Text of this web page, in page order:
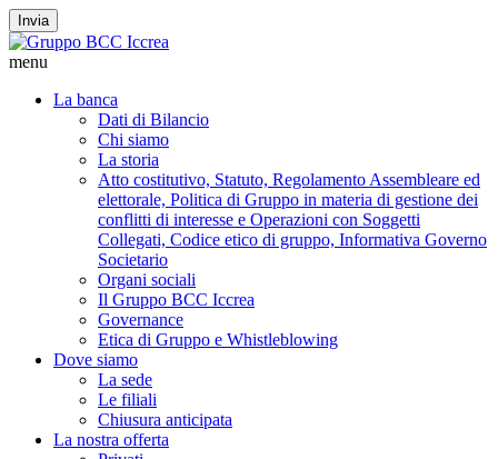
Invia
menu
La banca
Dati di Bilancio
Chi siamo
La storia
Atto costitutivo, Statuto, Regolamento Assembleare ed
elettorale, Politica di Gruppo in materia di gestione dei
conflitti di interesse e Operazioni con Soggetti
Collegati, Codice etico di gruppo, Informativa Governo
Societario
Organi sociali
Il Gruppo BCC Iccrea
Governance
Etica di Gruppo e Whistleblowing
Dove siamo
La sede
Le filiali
Chiusura anticipata
La nostra offerta